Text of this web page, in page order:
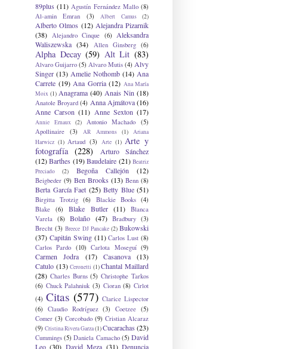
89plus (11) Agustín Fernández Mallo (8)
Al-amin Emran
(3) Albert Camus (2)
Alberto Olmos (12) Alejandra Pizarnik
(38)
Alejandro Cinque (6)
Aleksandra
Waliszewska (34) Allen Ginsberg (6)
Alpha Decay (59) Alt Lit (83)
Alvaro Guijarro (5) Alvaro Mutis (4) Alvy
Singer (13) Amelie Nothomb (14) Ana
Carrete (19) Ana Gorria (12) Ana María
Moix (1) Anagrama (40) Anais Nin (18)
Anatole Broyard (4) Anna Ajmátova (16)
Anne Carson (11) Anne Sexton (17)
Annie Ernaux (2) Antonio Machado
(5)
Apollinaire
(3) AR Ammons (1)
Ariana
Harwicz (1) Artaud (3) Arte (1) Arte y
fotografía (228)
Arturo Sánchez
(12) Barthes (19) Baudelaire (21) Beatriz
Preciado
(2) Begoña Callejón (12)
Beigbeder (9) Ben Brooks (13) Benn (8)
Berta García Faet (25) Betty Blue (51)
Birgitta Trotzig (6) Blackie Books (4)
Blake
(6) Blake Butler (11)
Blanca
Varela
(8) Bolaño (47) Bradbury (3)
Brecht (3) Breece DJ Pancake (2) Bukowski
(37) Capitán Swing (11) Carlos Lust (8)
Carlos Pardo (10) Carlota Moseguí (9)
Carmen Jodra (17) Casanova
(13)
Catulo (13) Ceronetti (1) Chantal Maillard
(28) Charles Burns (5) Christophe Tarkos
(6) Chuck Palahniuk (3) Cioran (8) Cirlot
(4) Citas (577) Clarice Lispector
(6)
Claudio Rodríguez (3) Coetzee (5)
Comer (3) Corcobado (9) Cristian Alcaraz
(9) Cristina Rivera Garza(1)Cucarachas (23)
Cummings (5) Daniela Camacho (5) David
Leo (30) David Meza (31) Denuncia